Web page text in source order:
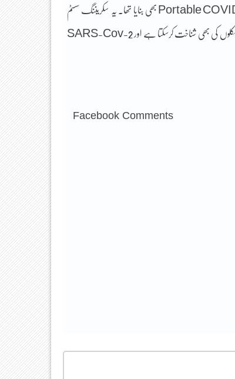
جوائنٹ وینچر کے ساتھ پورٹیبل کورونا سکریننگ سسٹم Portable COVID Corona Screening System بھی بنایا تھا۔ یہ سکریننگ سسٹم
بیگ کے سائز کا ہے اور لمحوں میں اس کا رزلٹ آجاتا ہے۔ یہ کورونا وائرس اور اس کی بدلتی ہوئی شکلوں کی بھی شناخت کرسکتا ہے اور SARS-Cov-2
Facebook Comments